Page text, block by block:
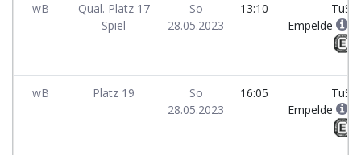
wB
Qual. Platz 17
Spiel
So
28.05.2023
13:10
TuS
Empelde
wB Platz 19
So
28.05.2023
16:05
TuS
Empelde